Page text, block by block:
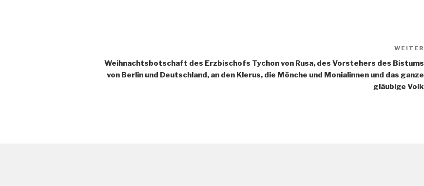
WEITER
Weihnachtsbotschaft des Erzbischofs Tychon von Rusa, des Vorstehers des Bistums
von Berlin und Deutschland, an den Klerus, die Mönche und Monialinnen und das ganze
gläubige Volk